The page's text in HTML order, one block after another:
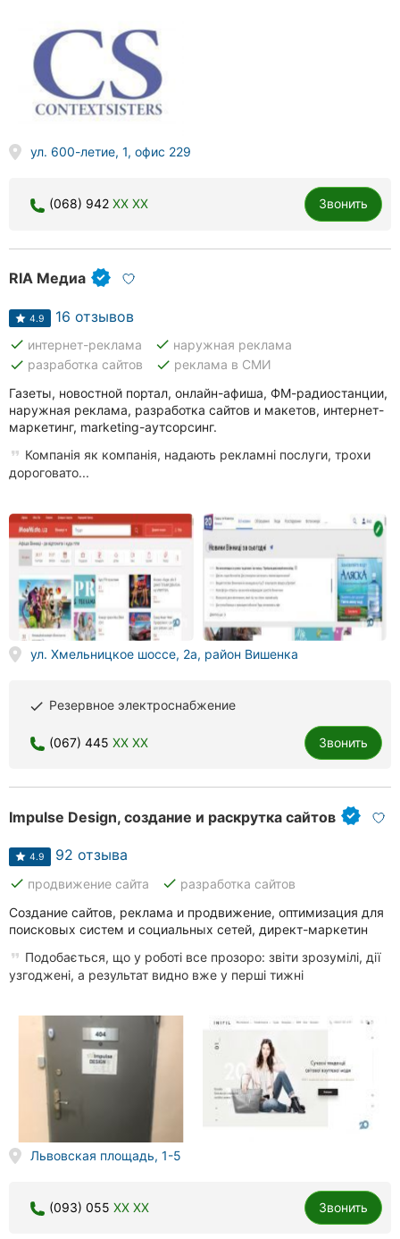
Винница
Житомир
Ровно
Кропивницкий
Киев
Харьков
Запорожье
Днепр
Львов
Кривой
Рог
Николаев
Херсон
Полтава
Франковск
Луцк
Ужгород
ул. 600-летие, 1, офис 229
(068) 942 XX XX Звонить
RIA Медиа
4.9 16 отзывов
done интернет-реклама done наружная реклама
done разработка сайтов done реклама в СМИ
Газеты, новостной портал, онлайн-афиша, ФМ-радиостанции,
наружная реклама, разработка сайтов и макетов, интернет-
маркетинг, marketing-аутсорсинг.
Компанія як компанія, надають рекламні послуги, трохи
дороговато...
ул. Хмельницкое шоссе, 2а, район Вишенка
done Резервное электроснабжение
(067) 445 XX XX Звонить
Impulse Design, создание и раскрутка сайтов
4.9 92 отзыва
done продвижение сайта done разработка сайтов
Создание сайтов, реклама и продвижение, оптимизация для
поисковых систем и социальных сетей, директ-маркетин
Подобається, що у роботі все прозоро: звіти зрозумілі, дії
узгоджені, а результат видно вже у перші тижні
Львовская площадь, 1-5
(093) 055 XX XX Звонить